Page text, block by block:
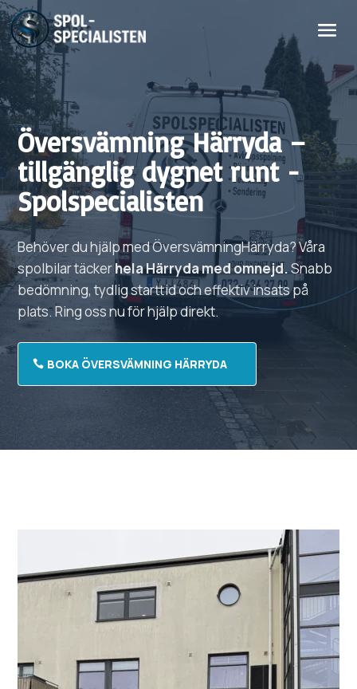
ÖversvämningHärryda–
tillgänglig dygnet runt -
Spolspecialisten
Behöver du hjälp medÖversvämningHärryda?Våra
spolbilar täckerhelaHärrydamed omnejd.Snabb
bedömning, tydlig starttid och effektiv insats på
plats. Ring oss nu för hjälp direkt.
BOKA ÖVERSVÄMNING HÄRRYDA